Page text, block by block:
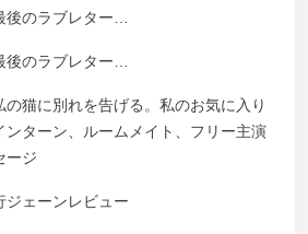
後のラブレター…
後のラブレター…
猫に別れを告げる。私のお気に入り
ンターン、ルームメイト、フリー主演
ージ
ジェーンレビュー